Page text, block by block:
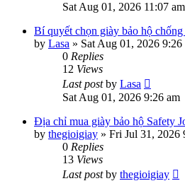
Sat Aug 01, 2026 11:07 am
Bí quyết chọn giày bảo hộ
by Lasa » Sat Aug 01, 2026 9:26
0 Replies
12 Views
Last postby Lasa
Sat Aug 01, 2026 9:26 am
Địa chỉ mua giày bảo hộ Safety
by thegioigiay » Fri Jul 31, 2026
0 Replies
13 Views
Last postby thegioigiay